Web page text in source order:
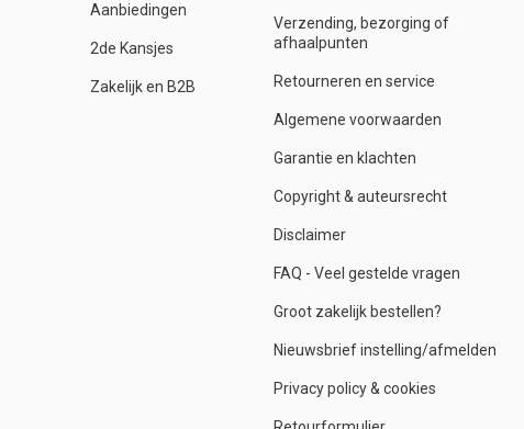
Aanbiedingen
2de Kansjes
Zakelijk en B2B
Verzending, bezorging of
afhaalpunten
Retourneren en service
Algemene voorwaarden
Garantie en klachten
Copyright & auteursrecht
Disclaimer
FAQ - Veel gestelde vragen
Groot zakelijk bestellen?
Nieuwsbrief instelling/afmelden
Privacy policy & cookies